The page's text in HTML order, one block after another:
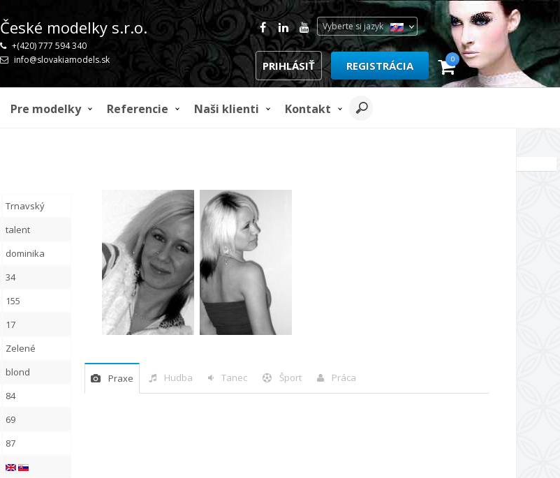
České modelky s.r.o.
+(420) 777 594 340
info@slovakiamodels.sk
Vyberte si jazyk
PRIHLÁSIŤ REGISTRÁCIA 0
Pre modelky Referencie Naši klienti Kontakt
Trnavský
talent
dominika
34
155
17
Zelené
blond
84
69
87
Praxe Hudba Tanec Šport Práca